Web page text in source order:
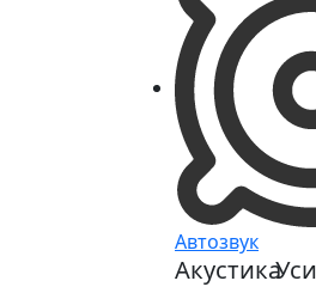
Автозвук
Акустика